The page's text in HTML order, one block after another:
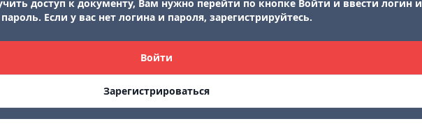
доступ к документу, Вам нужно перейти по кнопке Войти и ввести логин и
пароль. Если у вас нет логина и пароля, зарегистрируйтесь.
Войти
Зарегистрироваться